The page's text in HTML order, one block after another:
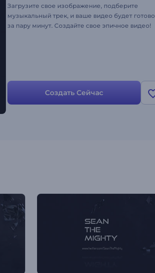
Загрузите свое изображение, подберите
музыкальный трек, и ваше видео будет готово
за пару минут. Создайте свое эпичное видео!
Создать Сейчас